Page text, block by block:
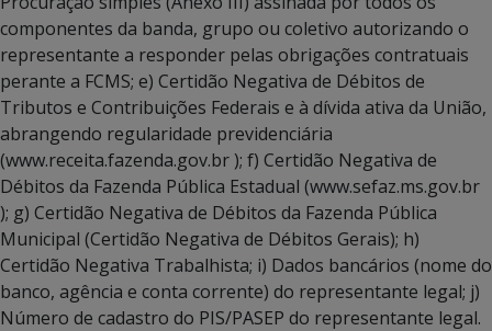
componentes da banda, grupo ou coletivo autorizando o
representante a responder pelas obrigações contratuais
perante a FCMS; e) Certidão Negativa de Débitos de
Tributos e Contribuições Federais e à dívida ativa da União,
abrangendo regularidade previdenciária
(www.receita.fazenda.gov.br ); f) Certidão Negativa de
Débitos da Fazenda Pública Estadual (www.sefaz.ms.gov.br
); g) Certidão Negativa de Débitos da Fazenda Pública
Municipal (Certidão Negativa de Débitos Gerais); h)
Certidão Negativa Trabalhista; i) Dados bancários (nome do
banco, agência e conta corrente) do representante legal; j)
Número de cadastro do PIS/PASEP do representante legal.